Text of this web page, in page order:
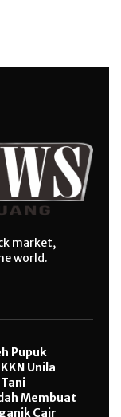
market,
world.
Pupuk
Unila
Membuat
Cair